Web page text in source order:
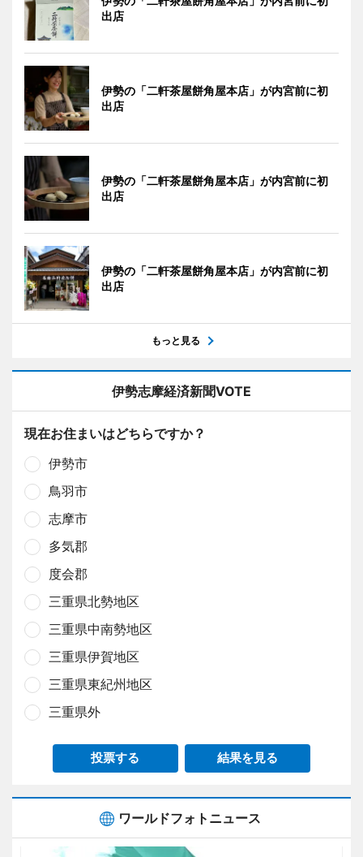
出店
伊勢の「二軒茶屋餅角屋本店」が内宮前に初
出店
伊勢の「二軒茶屋餅角屋本店」が内宮前に初
出店
伊勢の「二軒茶屋餅角屋本店」が内宮前に初
出店
もっと見る
伊勢志摩経済新聞VOTE
現在お住まいはどちらですか？
伊勢市
鳥羽市
志摩市
多気郡
度会郡
三重県北勢地区
三重県中南勢地区
三重県伊賀地区
三重県東紀州地区
三重県外
投票する 結果を見る
ワールドフォトニュース